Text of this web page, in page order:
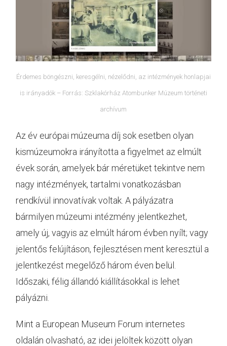
Érdemes böngészni, keresgélni, nézelődni, az intézmények honlapjai
is irányadók – Forrás: Szklakórház Atombunker Múzeum történeti
archívum
Az év európai múzeuma díj sok esetben olyan
kismúzeumokra irányította a figyelmet az elmúlt
évek során, amelyek bár méretüket tekintve nem
nagy intézmények, tartalmi vonatkozásban
rendkívül innovatívak voltak. A pályázatra
bármilyen múzeumi intézmény jelentkezhet,
amely új, vagyis az elmúlt három évben nyílt; vagy
jelentős felújításon, fejlesztésen ment keresztül a
jelentkezést megelőző három éven belül.
Időszaki, félig állandó kiállításokkal is lehet
pályázni.
Mint a European Museum Forum internetes
oldalán olvasható, az idei jelöltek között olyan